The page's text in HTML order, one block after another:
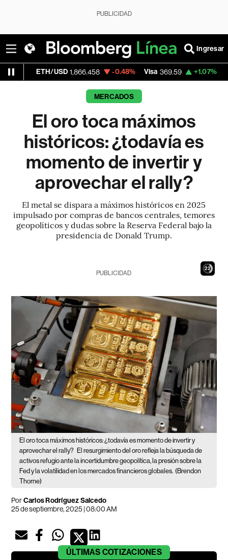
PUBLICIDAD
Ingresar
1,866.458 -0.48% Visa 369.59 +1.07% MercadoLibre
MERCADOS
El oro toca máximos
históricos: ¿todavía es
momento de invertir y
aprovechar el rally?
El metal se dispara a máximos históricos en 2025
impulsado por compras de bancos centrales, temores
geopolíticos y dudas sobre la Reserva Federal bajo la
presidencia de Donald Trump.
20
PUBLICIDAD
El oro toca máximos históricos: ¿todavía es momento de invertir y
aprovechar el rally? El resurgimiento del oro refleja la búsqueda de
activos refugio ante la incertidumbre geopolítica, la presión sobre la
Fed y la volatilidad en los mercados financieros globales. (Brendon
Thorne)
PorCarlos Rodríguez Salcedo
25 de septiembre, 2025 | 08:00 AM
ÚLTIMAS COTIZACIONES